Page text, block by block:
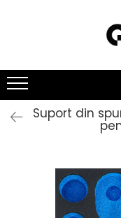
Suport din